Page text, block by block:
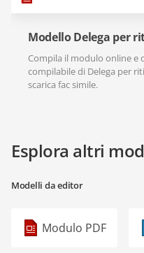
Modello Delega per
Compila il modulo online e
compilabile di Delega per
scarica fac simile.
Esplora altri
Modelli da editor
Modulo PDF